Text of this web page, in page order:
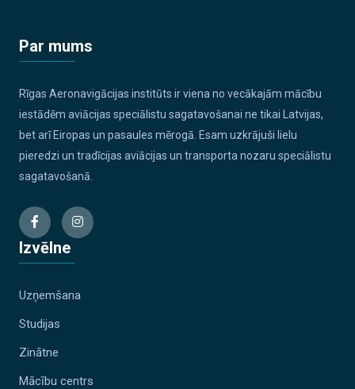
Par mums
Rīgas Aeronavigācijas institūts ir viena no vecākajām mācību
iestādēm aviācijas speciālistu sagatavošanai ne tikai Latvijas,
bet arī Eiropas un pasaules mērogā. Esam uzkrājuši lielu
pieredzi un tradīcijas aviācijas un transporta nozaru speciālistu
sagatavošanā.
Izvēlne
Uzņemšana
Studijas
Zinātne
Mācību centrs